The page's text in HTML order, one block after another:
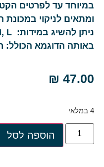
במיוחד עד לפרטים
ומתאים לניקוי
באותה הדוגמא הכולל:
₪ 47.00
4 במלאי
הוספה לסל